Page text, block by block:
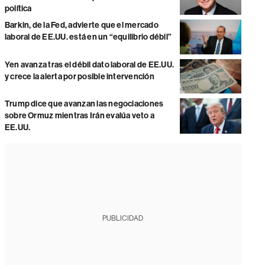
política
Barkin, de la Fed, advierte que el mercado
laboral de EE.UU. está en un “equilibrio débil”
Yen avanza tras el débil dato laboral de EE.UU.
y crece la alerta por posible intervención
Trump dice que avanzan las negociaciones
sobre Ormuz mientras Irán evalúa veto a
EE.UU.
PUBLICIDAD